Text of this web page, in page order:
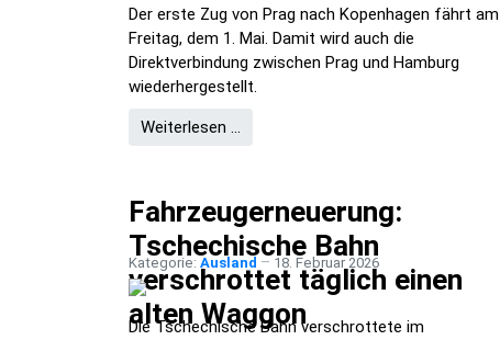
Der erste Zug von Prag nach Kopenhagen fährt am
Freitag, dem 1. Mai. Damit wird auch die
Direktverbindung zwischen Prag und Hamburg
wiederhergestellt.
Weiterlesen …
Fahrzeugerneuerung:
Tschechische Bahn
verschrottet täglich einen
alten Waggon
Kategorie: Ausland 18. Februar 2026
Die Tschechische Bahn verschrottete im